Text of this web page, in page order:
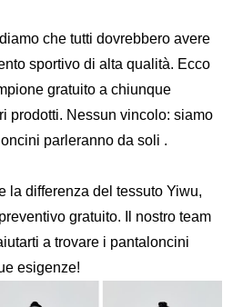
che tutti dovrebbero avere
sportivo di alta qualità. Ecco
gratuito a chiunque
prodotti. Nessun vincolo: siamo
parleranno da soli .
la differenza del tessuto Yiwu,
gratuito. Il nostro team
a trovare i pantaloncini
esigenze!